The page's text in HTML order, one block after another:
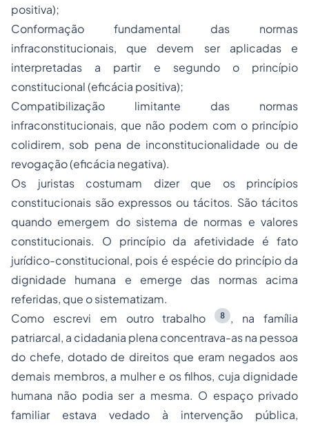
positiva);
Conformação fundamental das normas
infraconstitucionais, que devem ser aplicadas e
interpretadas a partir e segundo o princípio
constitucional (eficácia positiva);
Compatibilização limitante das normas
infraconstitucionais, que não podem com o princípio
colidirem, sob pena de inconstitucionalidade ou de
revogação (eficácia negativa).
Os juristas costumam dizer que os princípios
constitucionais são expressos ou tácitos. São tácitos
quando emergem do sistema de normas e valores
constitucionais. O princípio da afetividade é fato
jurídico-constitucional, pois é espécie do princípio da
dignidade humana e emerge das normas acima
referidas, que o sistematizam.
Como escrevi em outro trabalho 8
, na família
patriarcal, a cidadania plena concentrava-as na pessoa
do chefe, dotado de direitos que eram negados aos
demais membros, a mulher e os filhos, cuja dignidade
humana não podia ser a mesma. O espaço privado
familiar estava vedado à intervenção pública,